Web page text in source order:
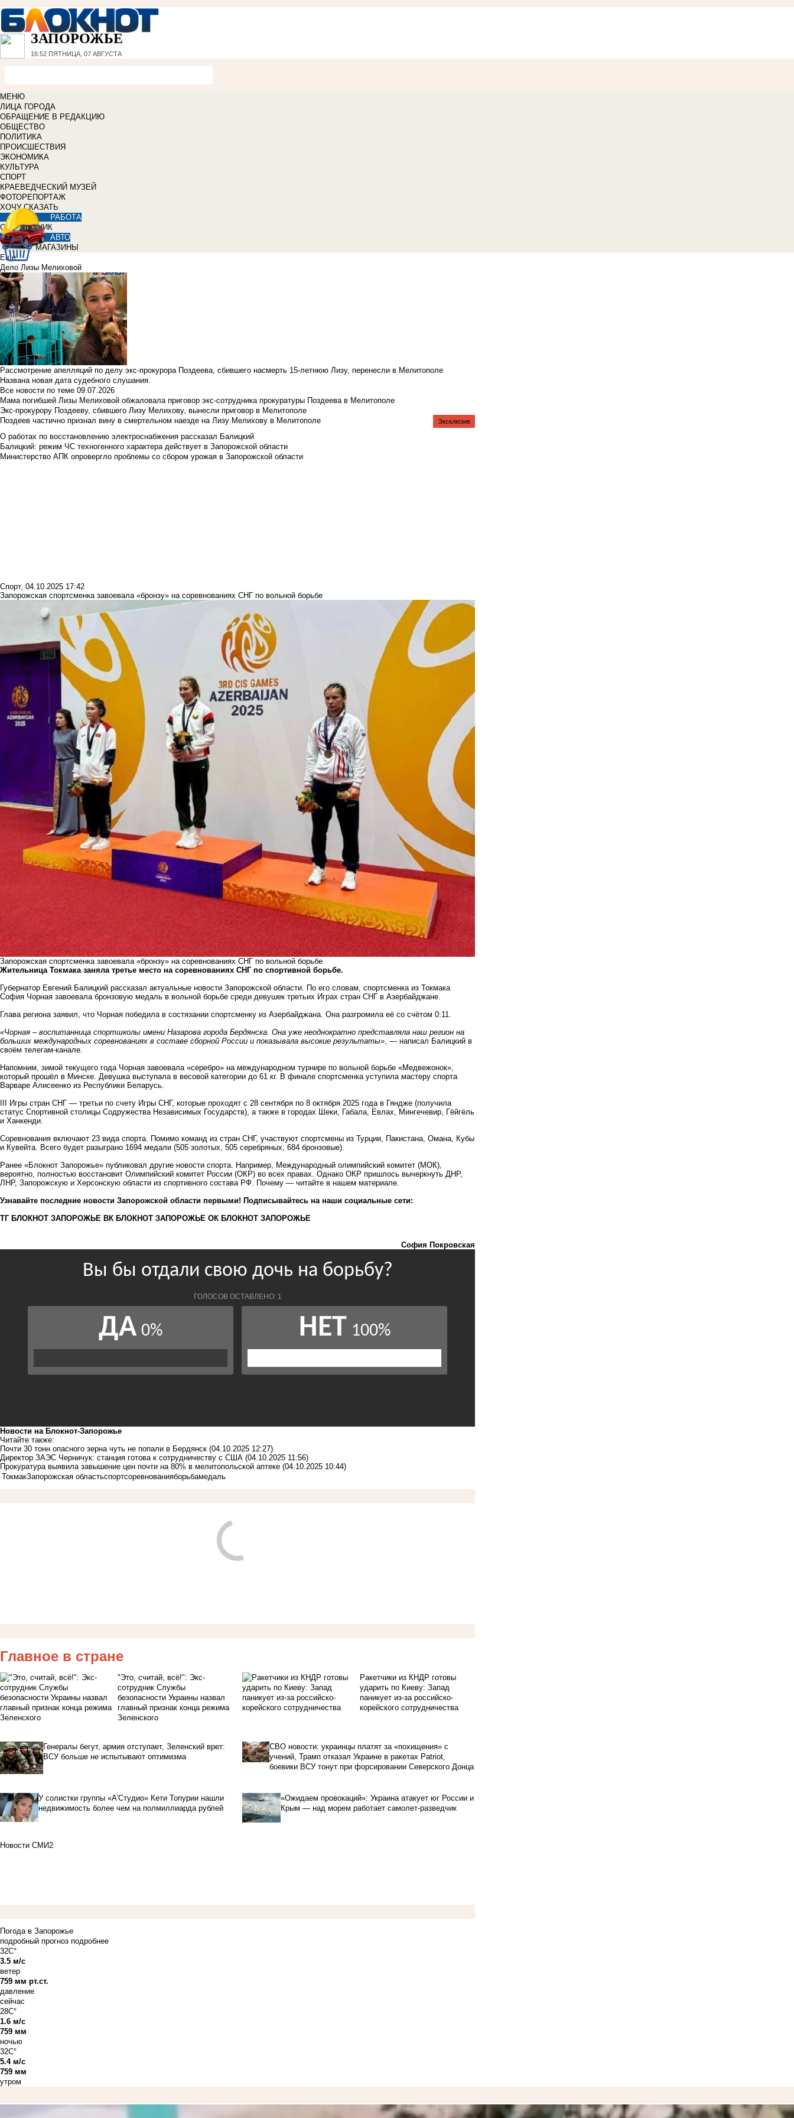
ЗАПОРОЖЬЕ
16:52 ПЯТНИЦА, 07 АВГУСТА
МЕНЮ
ЛИЦА ГОРОДА
ОБРАЩЕНИЕ В РЕДАКЦИЮ
ОБЩЕСТВО
ПОЛИТИКА
ПРОИСШЕСТВИЯ
ЭКОНОМИКА
КУЛЬТУРА
СПОРТ
КРАЕВЕДЧЕСКИЙ МУЗЕЙ
ФОТОРЕПОРТАЖ
ХОЧУ СКАЗАТЬ
РАБОТА
СПРАВОЧНИК
АВТО
МАГАЗИНЫ
Еще
Дело Лизы Мелиховой
Рассмотрение апелляций по делу экс-прокурора Поздеева, сбившего насмерть 15-летнюю Лизу, перенесли в Мелитополе
Названа новая дата судебного слушания.
Все новости по теме 09.07.2026
Мама погибшей Лизы Мелиховой обжаловала приговор экс-сотрудника прокуратуры Поздеева в Мелитополе
Экс-прокурору Поздееву, сбившего Лизу Мелихову, вынесли приговор в Мелитополе
Поздеев частично признал вину в смертельном наезде на Лизу Мелихову в Мелитополе
О работах по восстановлению электроснабжения рассказал Балицкий
Балицкий: режим ЧС техногенного характера действует в Запорожской области
Министерство АПК опровергло проблемы со сбором урожая в Запорожской области
Эксклюзив
Спорт, 04.10.2025 17:42
Запорожская спортсменка завоевала «бронзу» на соревнованиях СНГ по вольной борьбе
Запорожская спортсменка завоевала «бронзу» на соревнованиях СНГ по вольной борьбе
Жительница Токмака заняла третье место на соревнованиях СНГ по спортивной борьбе.
Губернатор Евгений Балицкий рассказал актуальные новости Запорожской области. По его словам, спортсменка из Токмака
София Чорная завоевала бронзовую медаль в вольной борьбе среди девушек третьих Играх стран СНГ в Азербайджане.
Глава региона заявил, что Чорная победила в состязании спортсменку из Азербайджана. Она разгромила её со счётом 0:11.
«Чорная – воспитанница спортшколы имени Назарова города Бердянска. Она уже неоднократно представляла наш регион на
больших международных соревнованиях в составе сборной России и показывала высокие результаты» , — написал Балицкий в
своём телегам-канале.
Напомним, зимой текущего года Чорная завоевала «серебро» на международном турнире по вольной борьбе «Медвежонок»,
который прошёл в Минске. Девушка выступала в весовой категории до 61 кг. В финале спортсменка уступила мастеру спорта
Варваре Алисеенко из Республики Беларусь.
III Игры стран СНГ — третьи по счету Игры СНГ, которые проходят с 28 сентября по 8 октября 2025 года в Гяндже (получила
статус Спортивной столицы Содружества Независимых Государств), а также в городах Шеки, Габала, Евлах, Мингечевир, Гёйгёль
и Ханкенди.
Соревнования включают 23 вида спорта. Помимо команд из стран СНГ, участвуют спортсмены из Турции, Пакистана, Омана, Кубы
и Кувейта. Всего будет разыграно 1694 медали (505 золотых, 505 серебряных, 684 бронзовые).
Ранее «Блокнот Запорожье» публиковал другие новости спорта. Например, Международный олимпийский комитет (МОК),
вероятно, полностью восстановит Олимпийский комитет России (ОКР) во всех правах. Однако ОКР пришлось вычеркнуть ДНР,
ЛНР, Запорожскую и Херсонскую области из спортивного состава РФ. Почему — читайте в нашем материале
Узнавайте последние новости Запорожской области первыми! Подписывайтесь на наши социальные сети:
ТГ БЛОКНОТ ЗАПОРОЖЬЕ ВК БЛОКНОТ ЗАПОРОЖЬЕ ОК БЛОКНОТ ЗАПОРОЖЬЕ
София Покровская
Новости на Блoкнoт-Запорожье
Читайте также:
Почти 30 тонн опасного зерна чуть не попали в Бердянск (04.10.2025 12:27)
Директор ЗАЭС Черничук: станция готова к сотрудничеству с США (04.10.2025 11:56)
Прокуратура выявила завышение цен почти на 80% в мелитопольской аптеке (04.10.2025 10:44)
ТокмакЗапорожская областьспортсоревнованияборьбамедаль
Главное в стране
"Это, считай, всё!": Экс-
сотрудник Службы
безопасности Украины назвал
главный признак конца режима
Зеленского
Ракетчики из КНДР готовы
ударить по Киеву: Запад
паникует из-за российско-
корейского сотрудничества
Генералы бегут, армия отступает, Зеленский врет:
ВСУ больше не испытывают оптимизма
СВО новости: украинцы платят за «похищения» с
учений, Трамп отказал Украине в ракетах Patriot,
боевики ВСУ тонут при форсировании Северского Донца
У солистки группы «А'Студио» Кети Топурии нашли
недвижимость более чем на полмиллиарда рублей
«Ожидаем провокаций»: Украина атакует юг России и
Крым — над морем работает самолет-разведчик
Новости СМИ2
Погода в Запорожье
подробный прогноз подробнее
32C°
3.5 м/с
ветер
759 мм рт.ст.
давление
сейчас
28C°
1.6 м/с
759 мм
ночью
32C°
5.4 м/с
759 мм
утром